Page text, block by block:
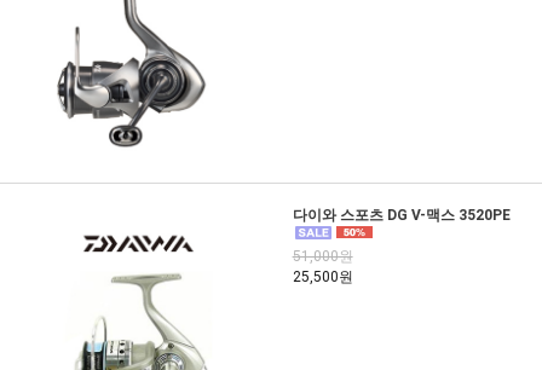
다이와 스포츠 DG V-맥스 3520PE
51,000원
25,500원